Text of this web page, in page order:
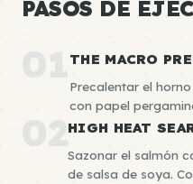
PASOS DE
01 THE MACRO
Precalentar el
con papel
02HIGH HEAT
Sazonar el salmón
de salsa de soya.